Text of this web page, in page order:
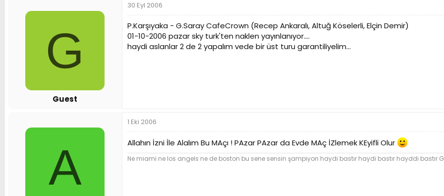
g
t
a
r
G
Guest
30 Eyl 2006
P.Karşıyaka - G.Saray CafeCrown (Recep Ankaralı, Altuğ Köselerli, Elçin Demir)
01-10-2006 pazar sky turk'ten naklen yayınlanıyor....
haydi aslanlar 2 de 2 yapalım vede bir üst turu garantiliyelim...
A
1 Eki 2006
Allahın İzni İle Alalım Bu MAçı ! PAzar PAzar da Evde MAç İZlemek KEyifli Olur
Ne miami ne los angels ne de boston bu sene sensin şampiyon haydi bastır haydi bastır hayddi bastır